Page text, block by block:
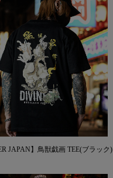
JAPAN】鳥獣戯画 TEE(ブラック)